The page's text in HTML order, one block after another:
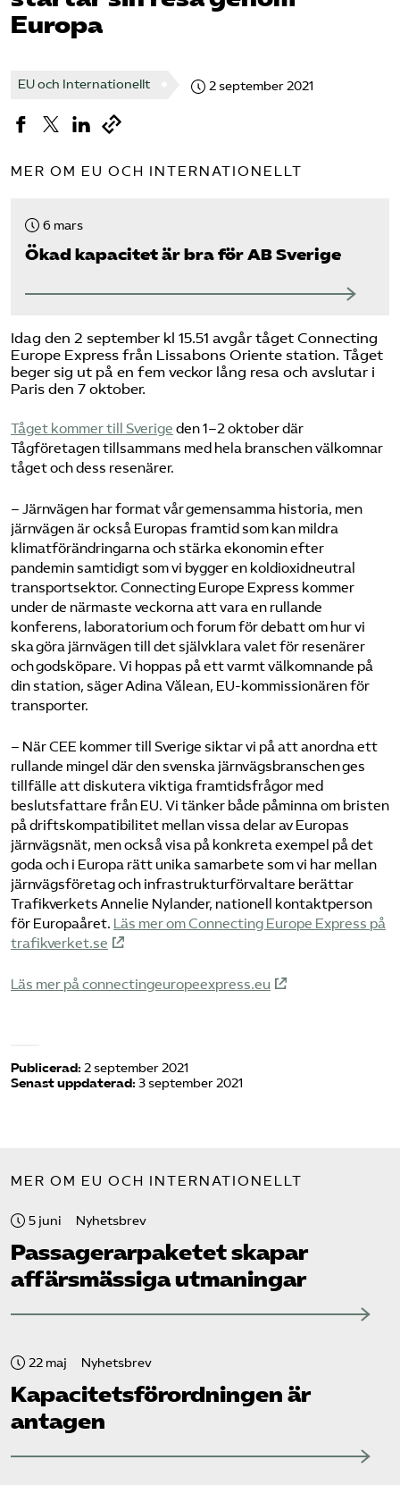
Bli medlem
Logga in på Arbetsgivarguiden
Sök på tagforetagen.se
Europa
EU och Internationellt 2 september 2021
MER OM EU OCH INTERNATIONELLT
6 mars
Ökad kapacitet är bra för AB Sverige
Idag den 2 september kl 15.51 avgår tåget Connecting
Europe Express från Lissabons Oriente station. Tåget
beger sig ut på en fem veckor lång resa och avslutar i
Paris den 7 oktober.
Tåget kommer till Sverige den 1–2 oktober där
Tågföretagen tillsammans med hela branschen välkomnar
tåget och dess resenärer.
– Järnvägen har format vår gemensamma historia, men
järnvägen är också Europas framtid som kan mildra
klimatförändringarna och stärka ekonomin efter
pandemin samtidigt som vi bygger en koldioxidneutral
transportsektor. Connecting Europe Express kommer
under de närmaste veckorna att vara en rullande
konferens, laboratorium och forum för debatt om hur vi
ska göra järnvägen till det självklara valet för resenärer
och godsköpare. Vi hoppas på ett varmt välkomnande på
din station, säger Adina Vălean, EU-kommissionären för
transporter.
– När CEE kommer till Sverige siktar vi på att anordna ett
rullande mingel där den svenska järnvägsbranschen ges
tillfälle att diskutera viktiga framtidsfrågor med
beslutsfattare från EU. Vi tänker både påminna om bristen
på driftskompatibilitet mellan vissa delar av Europas
järnvägsnät, men också visa på konkreta exempel på det
goda och i Europa rätt unika samarbete som vi har mellan
järnvägsföretag och infrastrukturförvaltare berättar
Trafikverkets Annelie Nylander, nationell kontaktperson
för Europaåret. Läs mer om Connecting Europe Express på
trafikverket.se
Läs mer på connectingeuropeexpress.eu
Publicerad: 2 september 2021
Senast uppdaterad: 3 september 2021
MER OM EU OCH INTERNATIONELLT
5 juni Nyhetsbrev
Passagerarpaketet skapar
affärsmässiga utmaningar
22 maj Nyhetsbrev
Kapacitets­förordningen är
antagen